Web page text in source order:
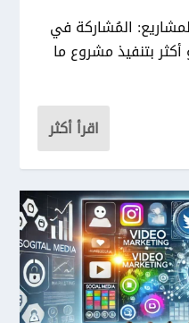
المُشاركة في
بتنفيذ مشروع ما
اقرأ أكثر